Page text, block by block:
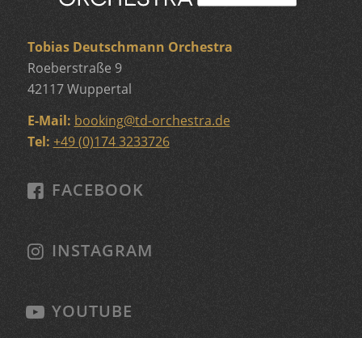
Tobias Deutschmann Orchestra
Roeberstraße 9
42117 Wuppertal
E-Mail: booking@td-orchestra.de
Tel: +49 (0)174 3233726
FACEBOOK
INSTAGRAM
YOUTUBE